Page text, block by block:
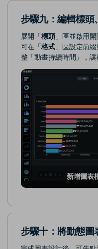
步驟九：編輯標頭
展開「標頭」區並啟用開
可在「格式」區設定前綴
整「動畫持續時間」，讓
新增圖表
步驟十：將動態圖